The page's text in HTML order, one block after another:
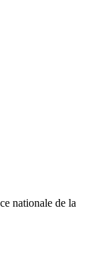
nationale de la